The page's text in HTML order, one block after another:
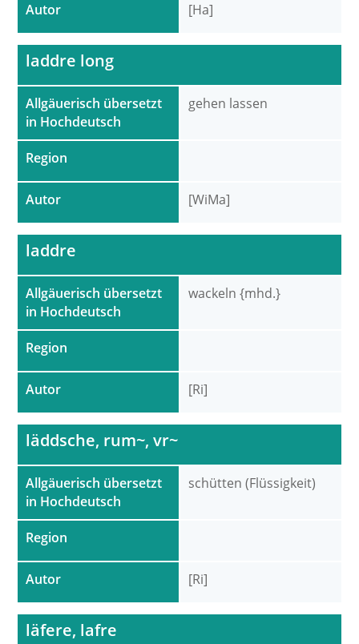
Autor [Ha]
Allgäuerisch übersetzt
in Hochdeutsch
Region
Autor
laddre long
gehen lassen
[WiMa]
Allgäuerisch übersetzt
in Hochdeutsch
Region
Autor
laddre
wackeln {mhd.}
[Ri]
Allgäuerisch übersetzt
in Hochdeutsch
Region
Autor
läddsche, rum~, vr~
schütten (Flüssigkeit)
[Ri]
läfere, lafre